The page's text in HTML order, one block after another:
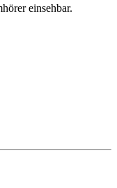
einsehbar.